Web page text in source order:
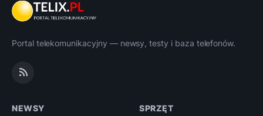
Portal telekomunikacyjny — newsy, testy i baza telefonów.
NEWSY SPRZĘT